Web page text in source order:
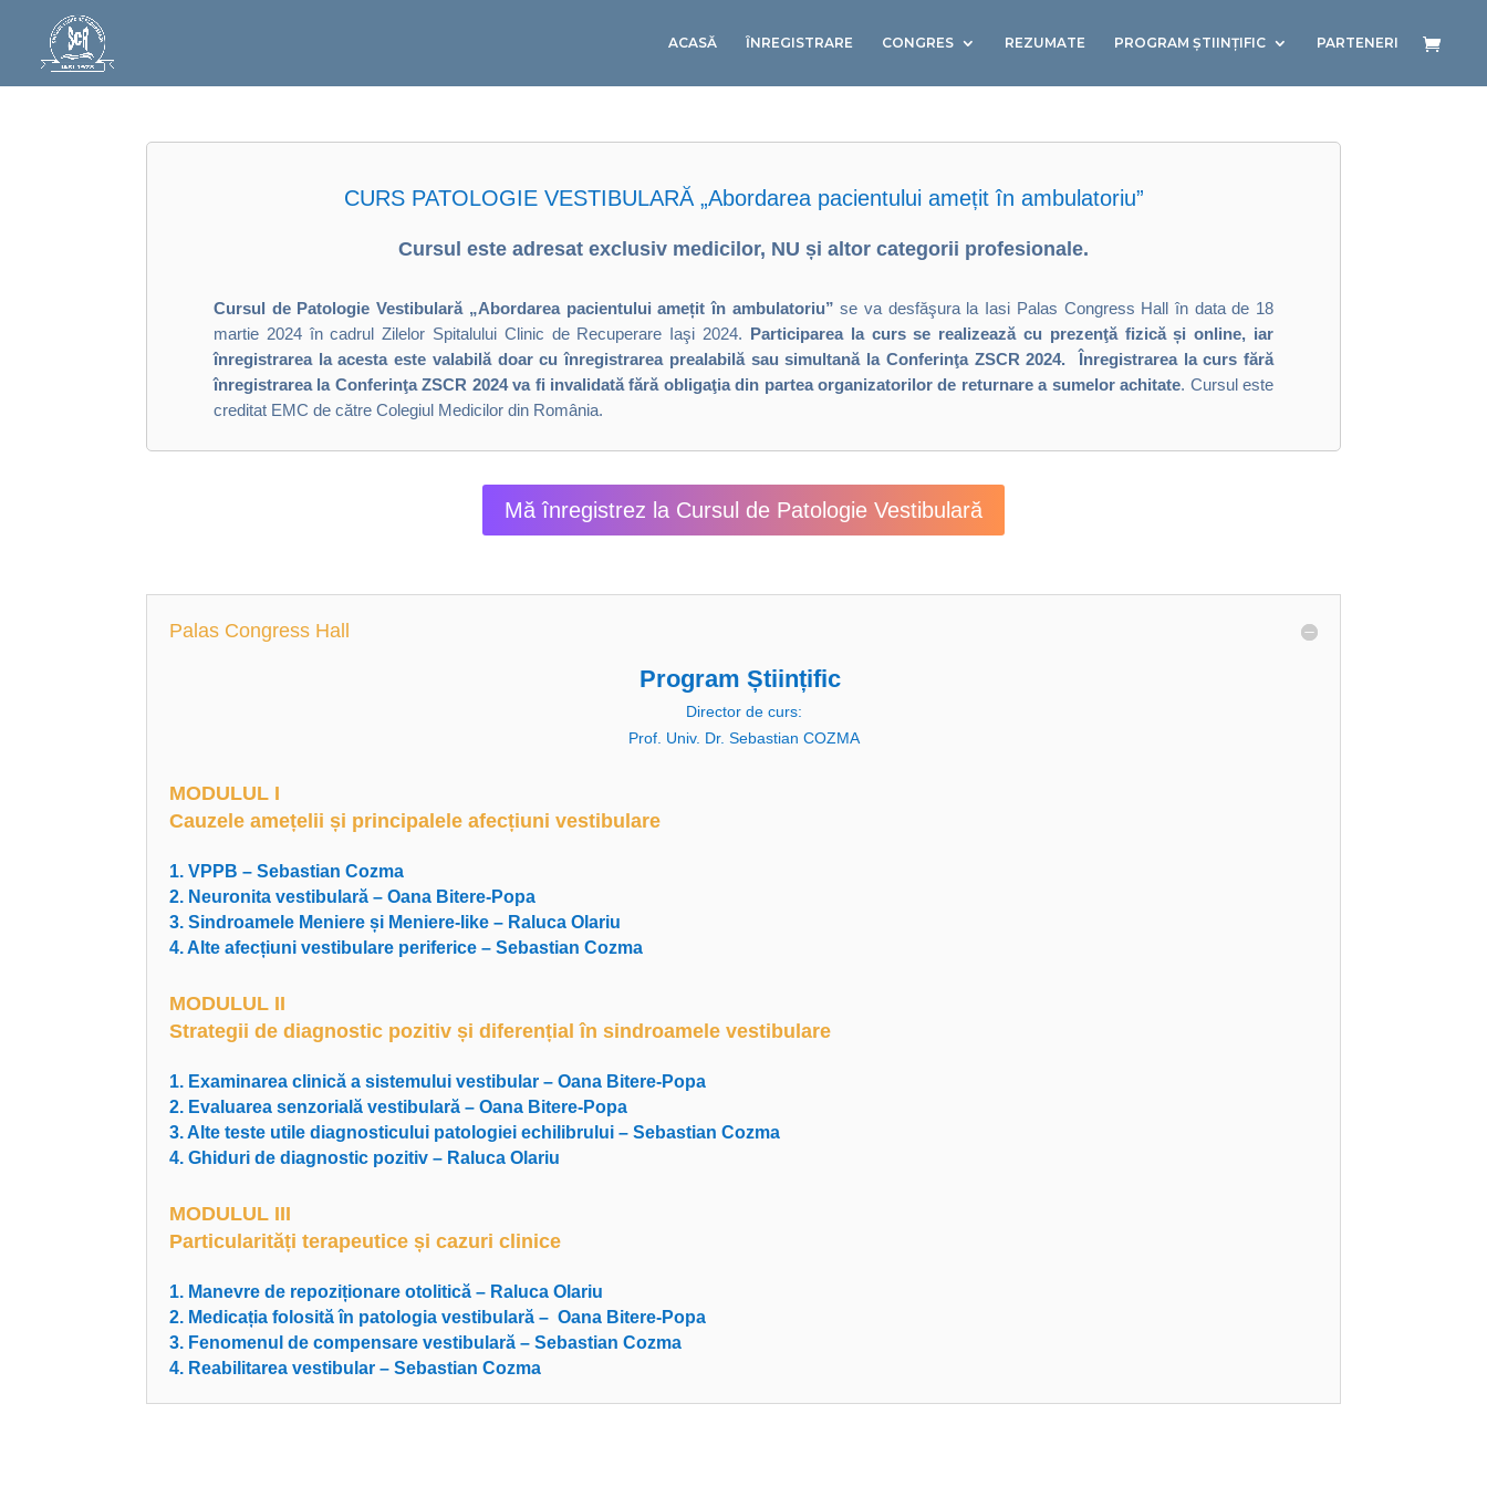
ACASĂ ȊNREGISTRARE CONGRES REZUMATE PROGRAM ȘTIINȚIFIC PARTENERI
CURS PATOLOGIE VESTIBULARĂ „Abordarea pacientului amețit în ambulatoriu”
Cursul este adresat exclusiv medicilor, NU și altor categorii profesionale.
Cursul de Patologie Vestibulară„Abordarea pacientului amețit în ambulatoriu”se va desfăşura la Iasi Palas Congress Hall în data de 18
martie 2024 în cadrul Zilelor Spitalului Clinic de Recuperare Iaşi 2024. Participarea la curs se realizează cu prezenţă fizică și online, iar
înregistrarea la acesta este valabilă doar cu înregistrarea prealabilă sau simultană la Conferinţa ZSCR 2024. Înregistrarea la curs fără
înregistrarea la Conferinţa ZSCR 2024 va fi invalidată fără obligaţia din partea organizatorilor de returnare a sumelor achitate. Cursul este
creditat EMC de către Colegiul Medicilor din România.
Mă înregistrez la Cursul de Patologie Vestibulară
Palas Congress Hall
Program Științific
Director de curs:
Prof. Univ. Dr. Sebastian COZMA
MODULUL I
Cauzele amețelii și principalele afecțiuni vestibulare
1. VPPB – Sebastian Cozma
2. Neuronita vestibulară – Oana Bitere-Popa
3. Sindroamele Meniere și Meniere-like – Raluca Olariu
4. Alte afecțiuni vestibulare periferice – Sebastian Cozma
MODULUL II
Strategii de diagnostic pozitiv și diferențial în sindroamele vestibulare
1. Examinarea clinică a sistemului vestibular – Oana Bitere-Popa
2. Evaluarea senzorială vestibulară – Oana Bitere-Popa
3. Alte teste utile diagnosticului patologiei echilibrului – Sebastian Cozma
4. Ghiduri de diagnostic pozitiv – Raluca Olariu
MODULUL III
Particularități terapeutice și cazuri clinice
1. Manevre de repoziționare otolitică – Raluca Olariu
2. Medicația folosită în patologia vestibulară – Oana Bitere-Popa
3. Fenomenul de compensare vestibulară – Sebastian Cozma
4. Reabilitarea vestibular – Sebastian Cozma